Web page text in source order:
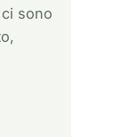
sono